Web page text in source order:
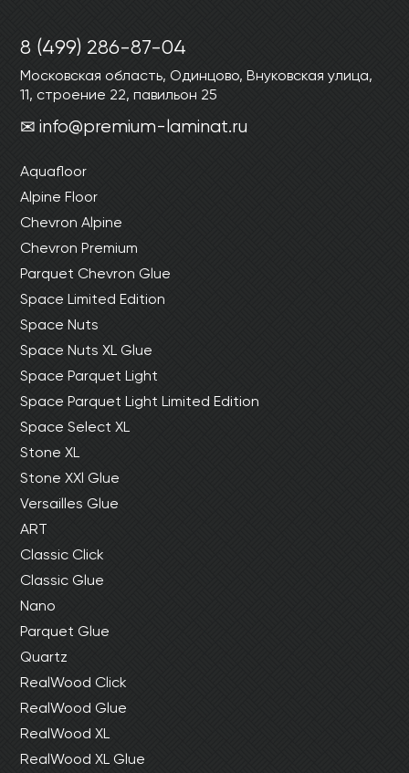
8 (499) 286-87-04
Московская область, Одинцово, Внуковская улица,
11, строение 22, павильон 25
info@premium-laminat.ru
Aquafloor
Alpine Floor
Chevron Alpine
Chevron Premium
Parquet Chevron Glue
Space Limited Edition
Space Nuts
Space Nuts XL Glue
Space Parquet Light
Space Parquet Light Limited Edition
Space Select XL
Stone XL
Stone XXl Glue
Versailles Glue
ART
Classic Click
Classic Glue
Nano
Parquet Glue
Quartz
RealWood Click
RealWood Glue
RealWood XL
RealWood XL Glue